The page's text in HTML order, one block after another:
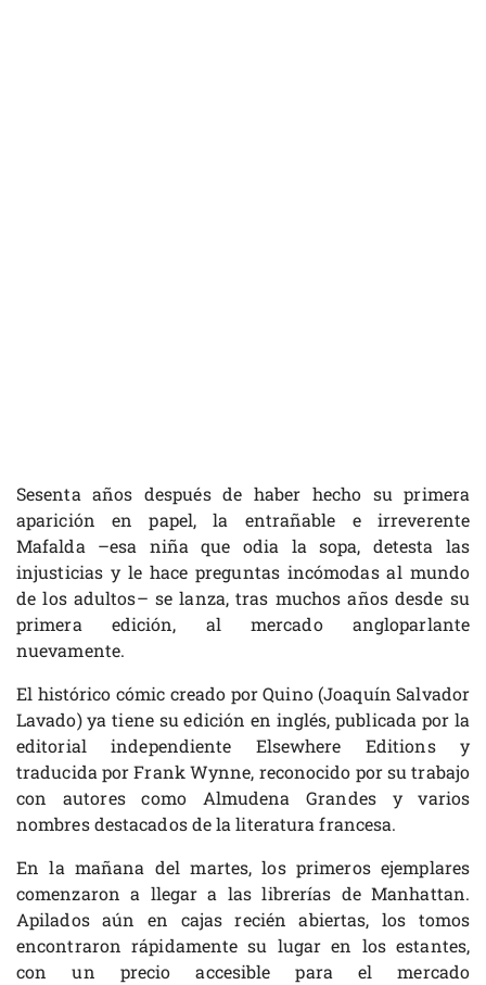
Sesenta años después de haber hecho su primera
aparición en papel, la entrañable e irreverente
Mafalda –esa niña que odia la sopa, detesta las
injusticias y le hace preguntas incómodas al mundo
de los adultos– se lanza, tras muchos años desde su
primera edición, al mercado angloparlante
nuevamente.
El histórico cómic creado por Quino (Joaquín Salvador
Lavado) ya tiene su edición en inglés, publicada por la
editorial independiente Elsewhere Editions y
traducida por Frank Wynne, reconocido por su trabajo
con autores como Almudena Grandes y varios
nombres destacados de la literatura francesa.
En la mañana del martes, los primeros ejemplares
comenzaron a llegar a las librerías de Manhattan.
Apilados aún en cajas recién abiertas, los tomos
encontraron rápidamente su lugar en los estantes,
con un precio accesible para el mercado